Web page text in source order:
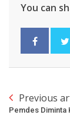
You can
Previous
Pemdes Diminta